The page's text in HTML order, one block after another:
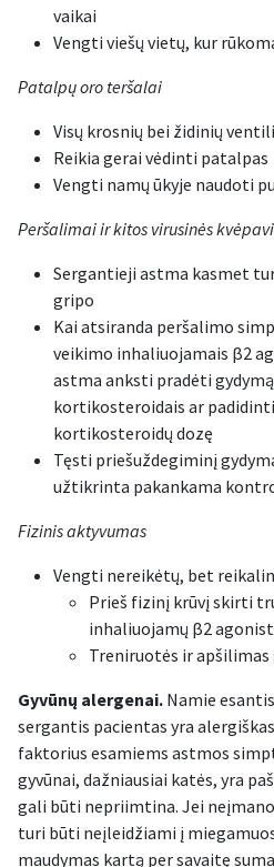
vaikai
Vengti viešų vietų, kur
Patalpų oro teršalai
Visų krosnių bei židinių
Reikia gerai vėdinti patalpas
Vengti namų ūkyje naudoti
Peršalimai ir kitos virusinės
Sergantieji astma kasmet
gripo
Kai atsiranda peršalimo
veikimo inhaliuojamais β2
astma anksti pradėti
kortikosteroidais ar
kortikosteroidų dozę
Tęsti priešuždegiminį
užtikrinta pakankama
Fizinis aktyvumas
Vengti nereikėtų, bet
Prieš fizinį krūvį skirti
inhaliuojamų β2
Treniruotės ir
Gyvūnų alergenai. Namie
sergantis pacientas yra
faktorius esamiems astmos
gyvūnai, dažniausiai katės, yra
gali būti nepriimtina. Jei
turi būti neįleidžiami į
maudymas kartą per savaitę